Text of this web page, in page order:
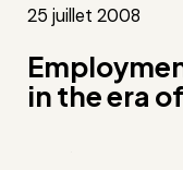
25 juillet 2008
in the era